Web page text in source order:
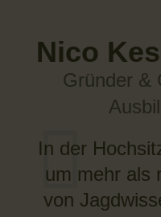
Nico
Gründer &
In der
um mehr als
von